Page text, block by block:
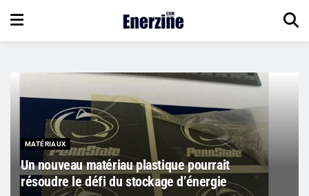
MATÉRIAUX
Un nouveau matériau plastique pourrait
résoudre le défi du stockage d’énergie